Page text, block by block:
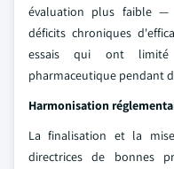
évaluation plus faible —
déficits chroniques
essais qui ont limité
pharmaceutique pendant
Harmonisation
La finalisation et la
directrices de bonnes